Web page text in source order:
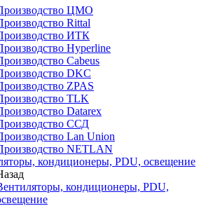
ЦМО
Rittal
ИТК
Hyperline
Cabeus
DKC
ZPAS
TLK
Datarex
ССД
Lan Union
NETLAN
кондиционеры, PDU, освещение
кондиционеры, PDU,